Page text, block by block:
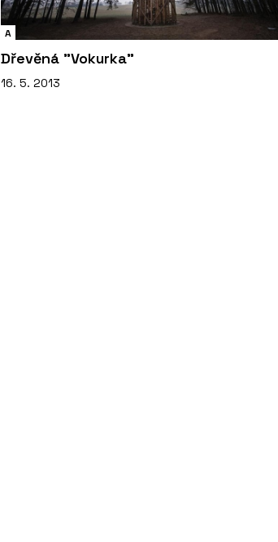
A
Dřevěná "Vokurka"
16. 5. 2013